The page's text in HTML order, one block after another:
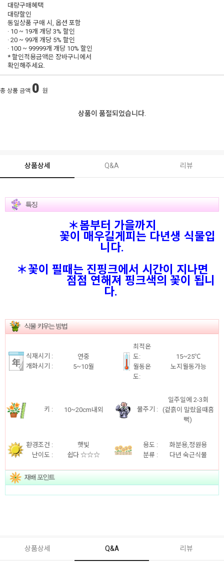
대량구매혜택
대량할인
동일상품 구매 시, 옵션 포함
· 10 ~ 19개 개당3% 할인
· 20 ~ 99개 개당 5% 할인
· 100 ~ 99999개 개당 10% 할인
* 할인적용금액은 장바구니에서
확인해주세요.
총 상품 금액 0 원
상품이 품절되었습니다.
상품상세 Q&A 리뷰
＊봄부터 가을까지
꽃이 매우길게피는 다년생 식물입
니다.
＊꽃이 필때는 진핑크에서 시간이 지나면
점점 연해져 핑크색의 꽃이 됩니
다.
식재시기 :
개화시기 :
연중
5~10월
최적온
도:
월동온
도:
15~25℃
노지월동가능
키 : 10~20cm내외 물주기 :
일주일에 2-3회
(겉흙이 말랐을때흠
뻑)
환경조건 :
난이도 :
햇빛
쉽다 ☆☆☆
용도 :
분류 :
화분용,정원용
다년 숙근식물
상품상세 Q&A 리뷰